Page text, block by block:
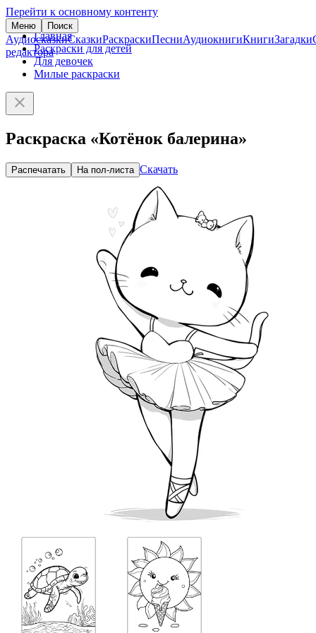
Перейти к основному контенту
Меню Поиск
АудиосказкиСказкиРаскраскиПесниАудиокнигиКнигиЗагадки
редактора
Главная
Раскраски для детей
Для девочек
Милые раскраски
Раскраска «Котёнок балерина»
Распечатать На пол-листа Скачать